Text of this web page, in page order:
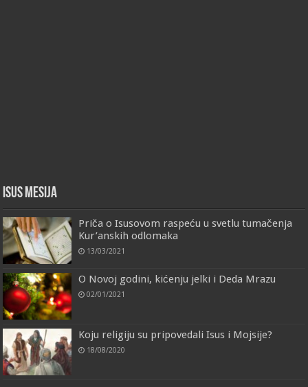
Isus Mesija
Priča o Isusovom raspeću u svetlu tumačenja
Kur’anskih odlomaka
13/03/2021
O Novoj godini, kićenju jelki i Deda Mrazu
02/01/2021
Koju religiju su pripovedali Isus i Mojsije?
18/08/2020